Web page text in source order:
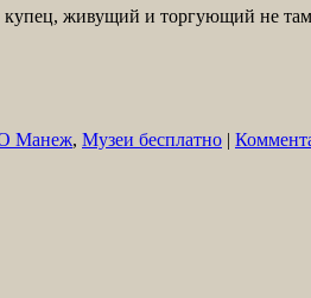
купец, живущий и торгующий не
Манеж, Музеи бесплатно |